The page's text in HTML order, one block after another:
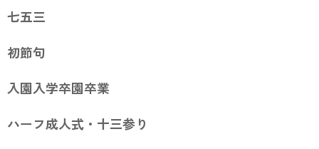
七五三
初節句
入園入学卒園卒業
ハーフ成人式・十三参り